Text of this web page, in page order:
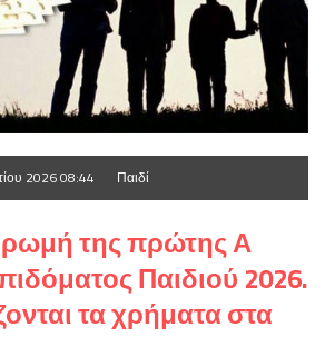
2026 08:44 Παιδί
της πρώτης Α
Παιδιού 2026.
τα χρήματα στα